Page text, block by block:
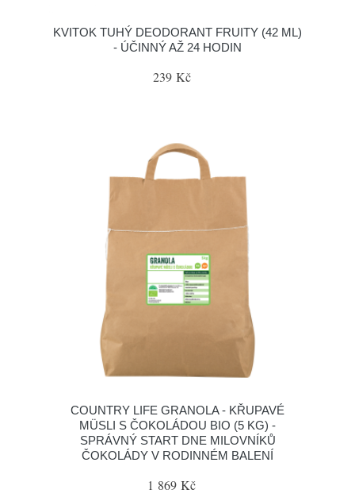
KVITOK TUHÝ DEODORANT FRUITY (42 ML)
- ÚČINNÝ AŽ 24 HODIN
239 Kč
COUNTRY LIFE GRANOLA - KŘUPAVÉ
MÜSLI S ČOKOLÁDOU BIO (5 KG) -
SPRÁVNÝ START DNE MILOVNÍKŮ
ČOKOLÁDY V RODINNÉM BALENÍ
1 869 Kč